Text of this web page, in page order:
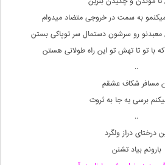
به سمت در خروجی متضاد میدوام
معبدنو رو سرشون دستمال سر توپاکی بستن
که با تو تا تهش تو این راه طولانی هستن
..
مسافر شکاف عشقم
برسی یه جا به ثروت
..
درختای دراز ولگرد
بارونم بیاد تشنن